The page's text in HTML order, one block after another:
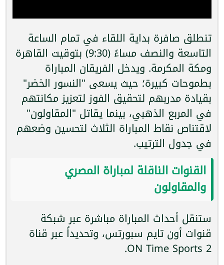
تنطلق صافرة بداية اللقاء في تمام الساعة
التاسعة والنصف مساءً (9:30) بتوقيت القاهرة
ومكة المكرمة. ويدخل الفريقان المباراة
بطموحات كبيرة؛ حيث يسعى "النسور الخضر"
بقيادة مدربهم لتحقيق الفوز لتعزيز مكانتهم
في المربع الذهبي، بينما يقاتل "المقاولون"
لاقتناص نقاط المباراة الثلاث لتحسين وضعهم
في جدول الترتيب.
القنوات الناقلة لمباراة المصري
والمقاولون
ستنقل أحداث المباراة مباشرة عبر شبكة
قنوات أون تايم سبورتس، وتحديداً عبر قناة
ON Time Sports 2.